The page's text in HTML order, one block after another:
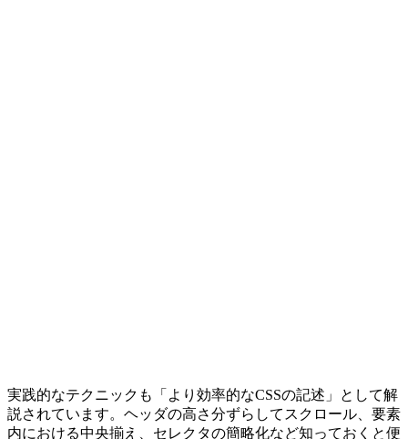
実践的なテクニックも「より効率的なCSSの記述」として解
説されています。ヘッダの高さ分ずらしてスクロール、要素
内における中央揃え、セレクタの簡略化など知っておくと便